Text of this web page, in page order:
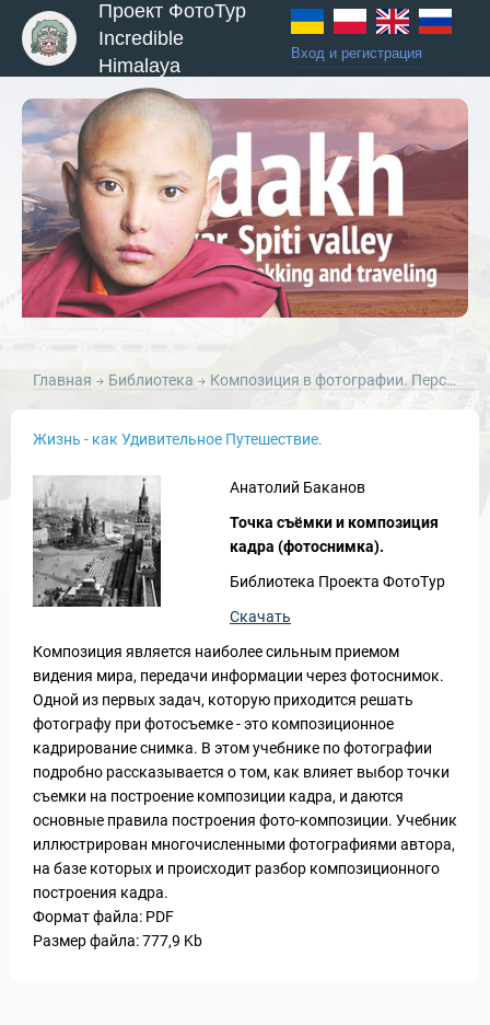
и Туры
Новости и Отчеты
Проект ФотоТур
Incredible
Himalaya
Вход и регистрация
Главная Библиотека Композиция в фотографии. Перспектива в фотографии
Жизнь - как Удивительное Путешествие.
Анатолий Баканов
Точка съёмки и композиция
кадра (фотоснимка).
Библиотека Проекта ФотоТур
Скачать
Композиция является наиболее сильным приемом
видения мира, передачи информации через фотоснимок.
Одной из первых задач, которую приходится решать
фотографу при фотосъемке - это композиционное
кадрирование снимка. В этом учебнике по фотографии
подробно рассказывается о том, как влияет выбор точки
съемки на построение композиции кадра, и даются
основные правила построения фото-композиции. Учебник
иллюстрирован многочисленными фотографиями автора,
на базе которых и происходит разбор композиционного
построения кадра.
Формат файла: PDF
Размер файла: 777,9 Kb